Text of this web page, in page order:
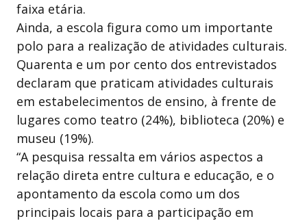
faixa etária.
Ainda, a escola figura como um importante
polo para a realização de atividades culturais.
Quarenta e um por cento dos entrevistados
declaram que praticam atividades culturais
em estabelecimentos de ensino, à frente de
lugares como teatro (24%), biblioteca (20%) e
museu (19%).
“A pesquisa ressalta em vários aspectos a
relação direta entre cultura e educação, e o
apontamento da escola como um dos
principais locais para a participação em